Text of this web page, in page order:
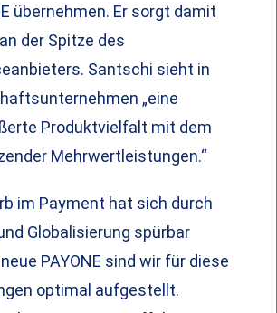
übernehmen. Er sorgt damit
der Spitze des
Santschi sieht in
„eine
Produktvielfalt mit dem
Mehrwertleistungen.“
im Payment hat sich durch
Globalisierung spürbar
PAYONE sind wir für diese
optimal aufgestellt.